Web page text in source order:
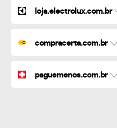
loja.electrolux.com.br
compracerta.com.br
paguemenos.com.br